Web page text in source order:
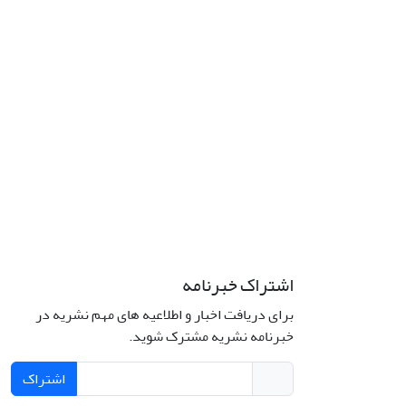
اشتراک خبرنامه
برای دریافت اخبار و اطلاعیه های مهم نشریه در
خبرنامه نشریه مشترک شوید.
اشتراک